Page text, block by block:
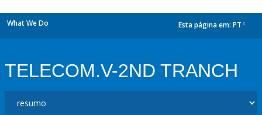
What We Do Esta página em: PT
TELECOM.V-2ND TRANCH